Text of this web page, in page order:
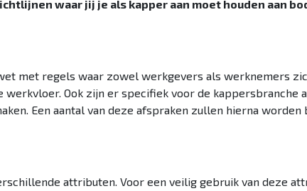
waar jij je als kapper aan moet houden aan
met regels waar zowel werkgevers als werknemers
werkvloer. Ook zijn er specifiek voor de kappersbranche
Een aantal van deze afspraken zullen hierna worden
attributen. Voor een veilig gebruik van deze